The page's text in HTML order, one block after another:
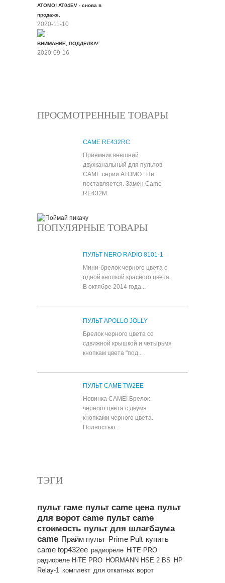
ATOMO! AT04EV - снова в
продаже.
2020-11-10
ВНИМАНИЕ, ПОДДЕЛКА!
2020-09-16
ПРОСМОТРЕННЫЕ ТОВАРЫ
CAME RE432RC
Приемник внешний
двухканальный для пультов
CAME серии ATOMO . Не
поставляется. Замен Came
RE432M.
ПОПУЛЯРНЫЕ ТОВАРЫ
ПУЛЬТ NERO RADIO 8101-1
Мини-брелок черного цвета с
одной кнопкой красного цвета.
В октябре 2014 года...
ПУЛЬТ APOLLO JOLLY
Брелок черного цвета со
сдвижной крышкой и четырьмя
кнопкам цвета "под...
ПУЛЬТ CAME TW2EE
Новинка CAME! Брелок
черного цвета с двумя
кнопками черного цвета.
Полностью...
ТЭГИ
пульт гаме пульт came цена пульт
для ворот came пульт came
стоимость пульт для шлагбаума
came Прайм пульт Prime Pult купить
came top432ee радиореле HiTE PRO
радиореле HiTE PRO HORMANN HSE 2 BS HP
Relay-1 комплект для откатных ворот